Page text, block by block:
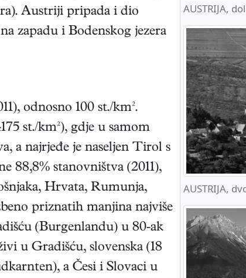
AUSTRIJA,
AUSTRIJA,
Austriji pripada i dio
zapadu i Bodenskog jezera
odnosno 100 st./km².
st./km²), gdje u samom
a najrjeđe je naseljen Tirol s
88,8% stanovništva (2011),
Hrvata, Rumunja,
priznatih manjina najviše
(Burgenlandu) u 80-ak
u Gradišću, slovenska (18
a Česi i Slovaci u